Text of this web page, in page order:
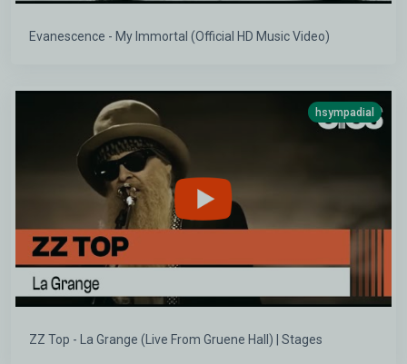
Evanescence - My Immortal (Official HD Music Video)
hsympadial
ZZ Top - La Grange (Live From Gruene Hall) | Stages